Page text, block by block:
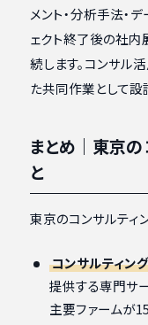
メント・分析手法・
ェクト終了後の社
続します。コンサル
た共同作業として設
まとめ｜東京
と
東京のコンサルティ
コンサルティン
提供する専門サ
主要ファームが